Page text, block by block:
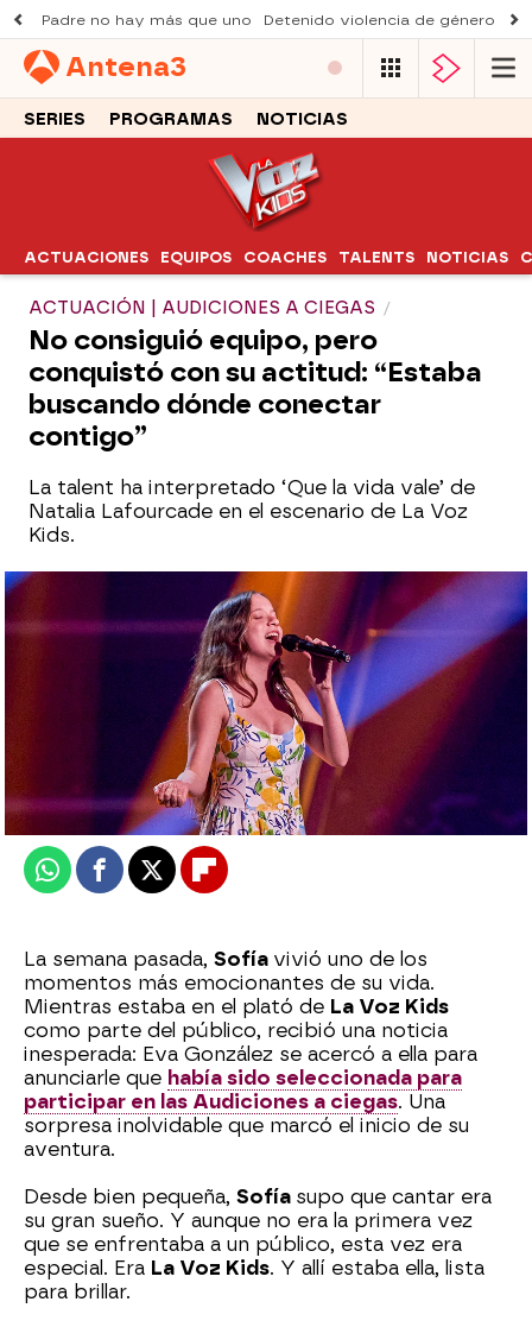
Padre no hay más que uno Detenido violencia de género
Antena3
SERIES PROGRAMAS NOTICIAS
ACTUACIONES EQUIPOS COACHES TALENTS NOTICIAS
ACTUACIÓN | AUDICIONES A CIEGAS
No consiguió equipo, pero
conquistó con su actitud: “Estaba
buscando dónde conectar
contigo”
La talent ha interpretado ‘Que la vida vale’ de
Natalia Lafourcade en el escenario de La Voz
Kids.
Celia Gil
Publicado:07 de junio de 2025, 22:43
WhatsappFacebook
X Flipboard
La semana pasada, Sofía vivió uno de los
momentos más emocionantes de su vida.
Mientras estaba en el plató de La Voz Kids
como parte del público, recibió una noticia
inesperada: Eva González se acercó a ella para
anunciarle que había sido seleccionada para
participar en las Audiciones a ciegas. Una
sorpresa inolvidable que marcó el inicio de su
aventura.
Desde bien pequeña, Sofía supo que cantar era
su gran sueño. Y aunque no era la primera vez
que se enfrentaba a un público, esta vez era
especial. Era La Voz Kids. Y allí estaba ella, lista
para brillar.